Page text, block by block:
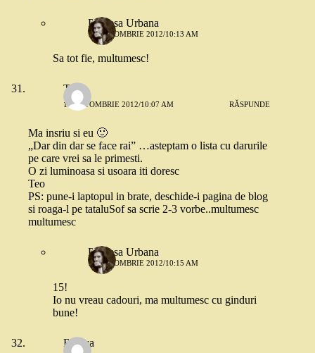
Printesa Urbana
18 OCTOMBRIE 2012/10:13 AM
Sa tot fie, multumesc!
Teo
18 OCTOMBRIE 2012/10:07 AM RĂSPUNDE
Ma insriu si eu 🙂
„Dar din dar se face rai” …asteptam o lista cu darurile
pe care vrei sa le primesti.
O zi luminoasa si usoara iti doresc
Teo
PS: pune-i laptopul in brate, deschide-i pagina de blog
si roaga-l pe tataluSof sa scrie 2-3 vorbe..multumesc
multumesc
Printesa Urbana
18 OCTOMBRIE 2012/10:15 AM
15!
Io nu vreau cadouri, ma multumesc cu ginduri
bune!
Raluca